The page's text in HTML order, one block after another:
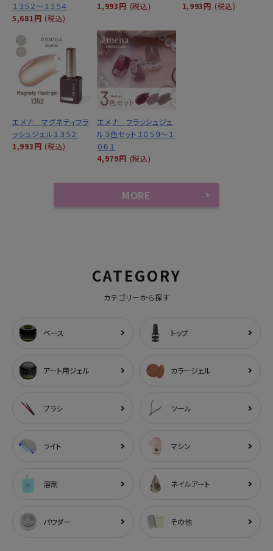
１３５２～１３５４
5,681円 (税込)
1,993円 (税込)
1,993円 (税込)
エメナ マグネティフラ
ッシュジェル１３５２
1,993円 (税込)
エメナ フラッシュジェ
ル３色セット１０５９～１
０６１
4,979円 (税込)
MORE
CATEGORY
カテゴリーから探す
ベース トップ
アート用ジェル カラージェル
ブラシ ツール
ライト マシン
溶剤 ネイルアート
パウダー その他